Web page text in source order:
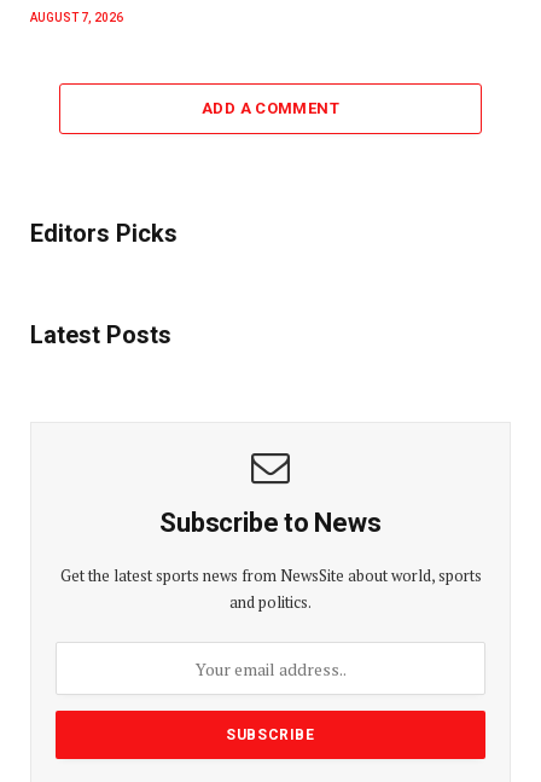
AUGUST 7, 2026
ADD A COMMENT
Editors Picks
Latest Posts
Subscribe to News
Get the latest sports news from NewsSite about world, sports
and politics.